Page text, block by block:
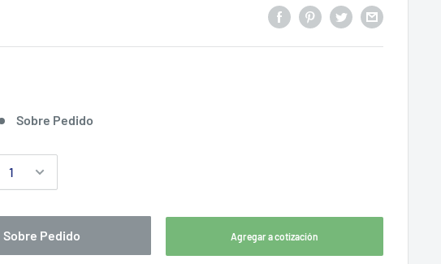
Sobre Pedido
Sobre Pedido Agregar a cotización